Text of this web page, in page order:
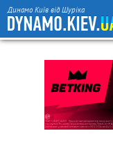
Динамо Київ від Шуріка